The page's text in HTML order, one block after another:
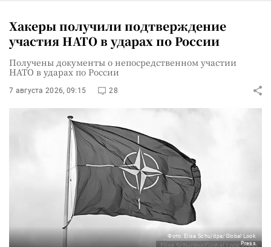
Хакеры получили подтверждение
участия НАТО в ударах по России
Получены документы о непосредственном участии
НАТО в ударах по России
7 августа 2026, 09:15 28
Фото: Elisa Schu/dpa/Global Look
Press